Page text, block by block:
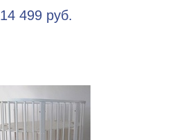
14 499 руб.